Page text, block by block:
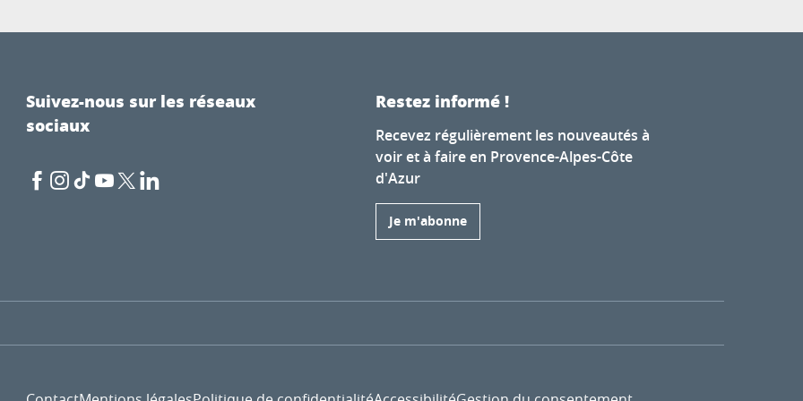
Suivez-nous sur les réseaux
sociaux
Restez informé !
Recevez régulièrement les nouveautés à
voir et à faire en Provence-Alpes-Côte
d'Azur
Je m'abonne